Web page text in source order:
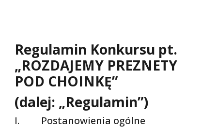
Regulamin Konkursu pt.
„ROZDAJEMY PREZNETY
POD CHOINKĘ”
(dalej: „Regulamin”)
I. Postanowienia ogólne